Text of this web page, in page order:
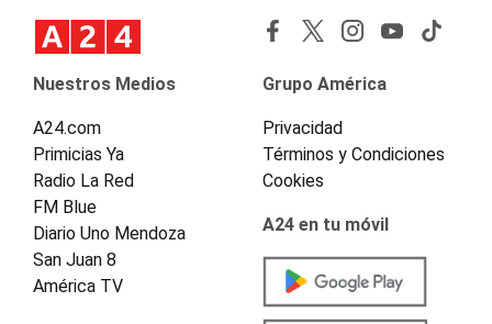
Nuestros Medios
A24.com
Primicias Ya
Radio La Red
FM Blue
Diario Uno Mendoza
San Juan 8
América TV
Grupo América
Privacidad
Términos y Condiciones
Cookies
A24 en tu móvil